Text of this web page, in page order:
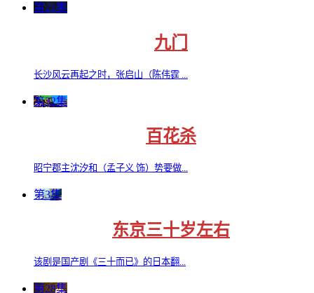
第21集
九门
长沙风云再起之时，张启山（陈伟霆 ...
第32集
百花杀
昭宁郡主沈汐和（孟子义 饰）势要做...
第3集
东京三十岁左右
该剧是国产剧《三十而已》的日本翻...
第28集